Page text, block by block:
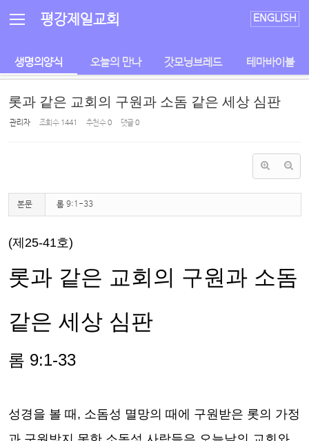
평강제일교회 ENGLISH
생명의양식 오늘의 만나 갓모닝브레드 테마바이블
롯과 같은 교회의 구원과 소돔 같은 세상 심판
관리자 조회 수 1441 추천 수0 댓글0
본문 롬 9:1-33
(제25-41호)
롯과 같은 교회의 구원과 소돔
같은 세상 심판
롬 9:1-33
성경을 볼 때 , 소돔성 멸망의 때에 구원받은 롯의 가정